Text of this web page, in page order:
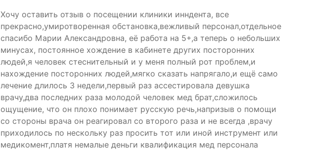
Хочу оставить отзыв о посещении клиники инндента, все
прекрасно,умиротворенная обстановка,вежливый персонал,отдельное
спасибо Марии Александровна, её работа на 5+,а теперь о небольших
минусах, постоянное хождение в кабинете других посторонних
людей,я человек стеснительный и у меня полный рот проблем,и
нахождение посторонних людей,мягко сказать напрягало,и ещё само
лечение длилось 3 недели,первый раз ассестировала девушка
врачу,два последних раза молодой человек мед брат,сложилось
ощущение, что он плохо понимает русскую речь,напризыв о помощи
со стороны врача он реагировал со второго раза и не всегда ,врачу
приходилось по нескольку раз просить тот или иной инструмент или
медикомент,платя немалые деньги квалификация мед персонала